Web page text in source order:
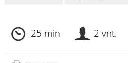
25 min 2 vnt.